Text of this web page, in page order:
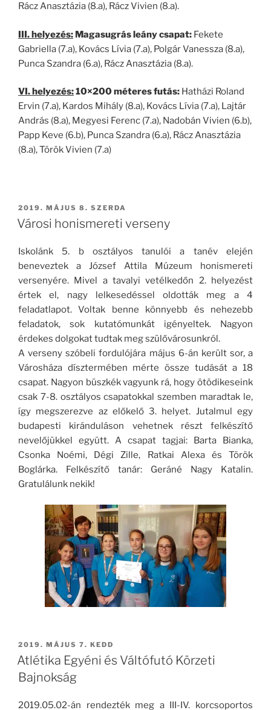
Rácz Anasztázia (8.a), Rácz Vivien (8.a).
III. helyezés: Magasugrás leány csapat: Fekete
Gabriella (7.a), Kovács Lívia (7.a), Polgár Vanessza (8.a),
Punca Szandra (6.a), Rácz Anasztázia (8.a).
VI. helyezés:10×200 méteres futás: Hatházi Roland
Ervin (7.a), Kardos Mihály (8.a), Kovács Lívia (7.a), Lajtár
András (8.a), Megyesi Ferenc (7.a), Nadobán Vivien (6.b),
Papp Keve (6.b), Punca Szandra (6.a), Rácz Anasztázia
(8.a), Török Vivien (7.a)
BEKÜLDVE:
2019. MÁJUS 8. SZERDA
Városi honismereti verseny
Iskolánk 5. b osztályos tanulói a tanév elején
beneveztek a József Attila Múzeum honismereti
versenyére. Mivel a tavalyi vetélkedőn 2. helyezést
értek el, nagy lelkesedéssel oldották meg a 4
feladatlapot. Voltak benne könnyebb és nehezebb
feladatok, sok kutatómunkát igényeltek. Nagyon
érdekes dolgokat tudtak meg szülővárosunkról.
A verseny szóbeli fordulójára május 6-án került sor, a
Városháza dísztermében mérte össze tudását a 18
csapat. Nagyon büszkék vagyunk rá, hogy ötödikeseink
csak 7-8. osztályos csapatokkal szemben maradtak le,
így megszerezve az előkelő 3. helyet. Jutalmul egy
budapesti kiránduláson vehetnek részt felkészítő
nevelőjükkel együtt. A csapat tagjai: Barta Bianka,
Csonka Noémi, Dégi Zille, Ratkai Alexa és Török
Boglárka. Felkészítő tanár: Geráné Nagy Katalin.
Gratulálunk nekik!
BEKÜLDVE:
2019. MÁJUS 7. KEDD
Atlétika Egyéni és Váltófutó Körzeti
Bajnokság
2019.05.02-án rendezték meg a III-IV. korcsoportos